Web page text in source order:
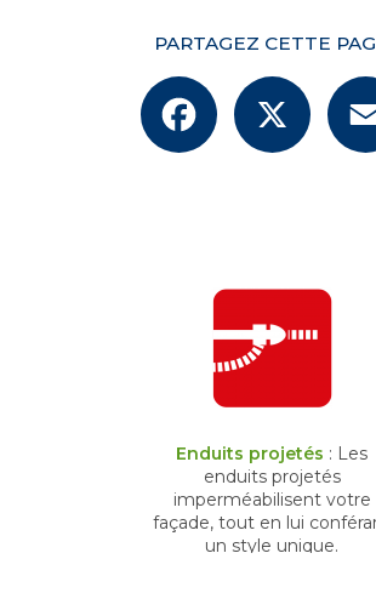
PARTAGEZ CETTE
Facebook
Enduits projetés : Les
enduits projetés
imperméabilisent votre
façade, tout en lui
un style unique.